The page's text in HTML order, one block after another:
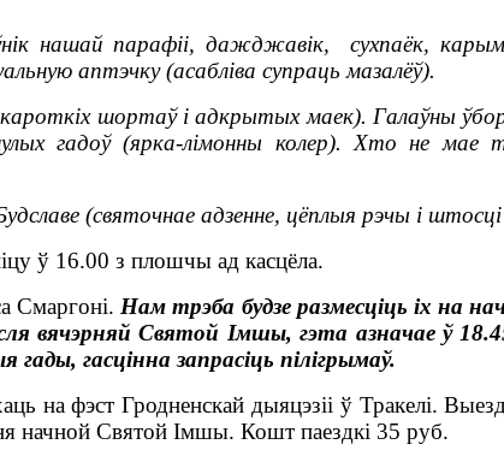
нашай парафіі, дажджавік, сухпаёк,
аптэчку (асабліва супраць мазалёў).
шортаў і адкрытых маек). Галаўны
гадоў (ярка-лімонны колер). Хто не мае
(святочнае адзенне, цёплыя рэчы і
ў 16.00 з плошчы ад касцёла.
Смаргоні. Нам трэба будзе размесціць іх на
вячэрняй Святой Імшы, гэта азначае ў
гады, гасцінна запрасіць пілігрымаў.
на фэст Гродненскай дыяцэзіі ў Тракелі.
начной Святой Імшы. Кошт паездкі 35 руб.